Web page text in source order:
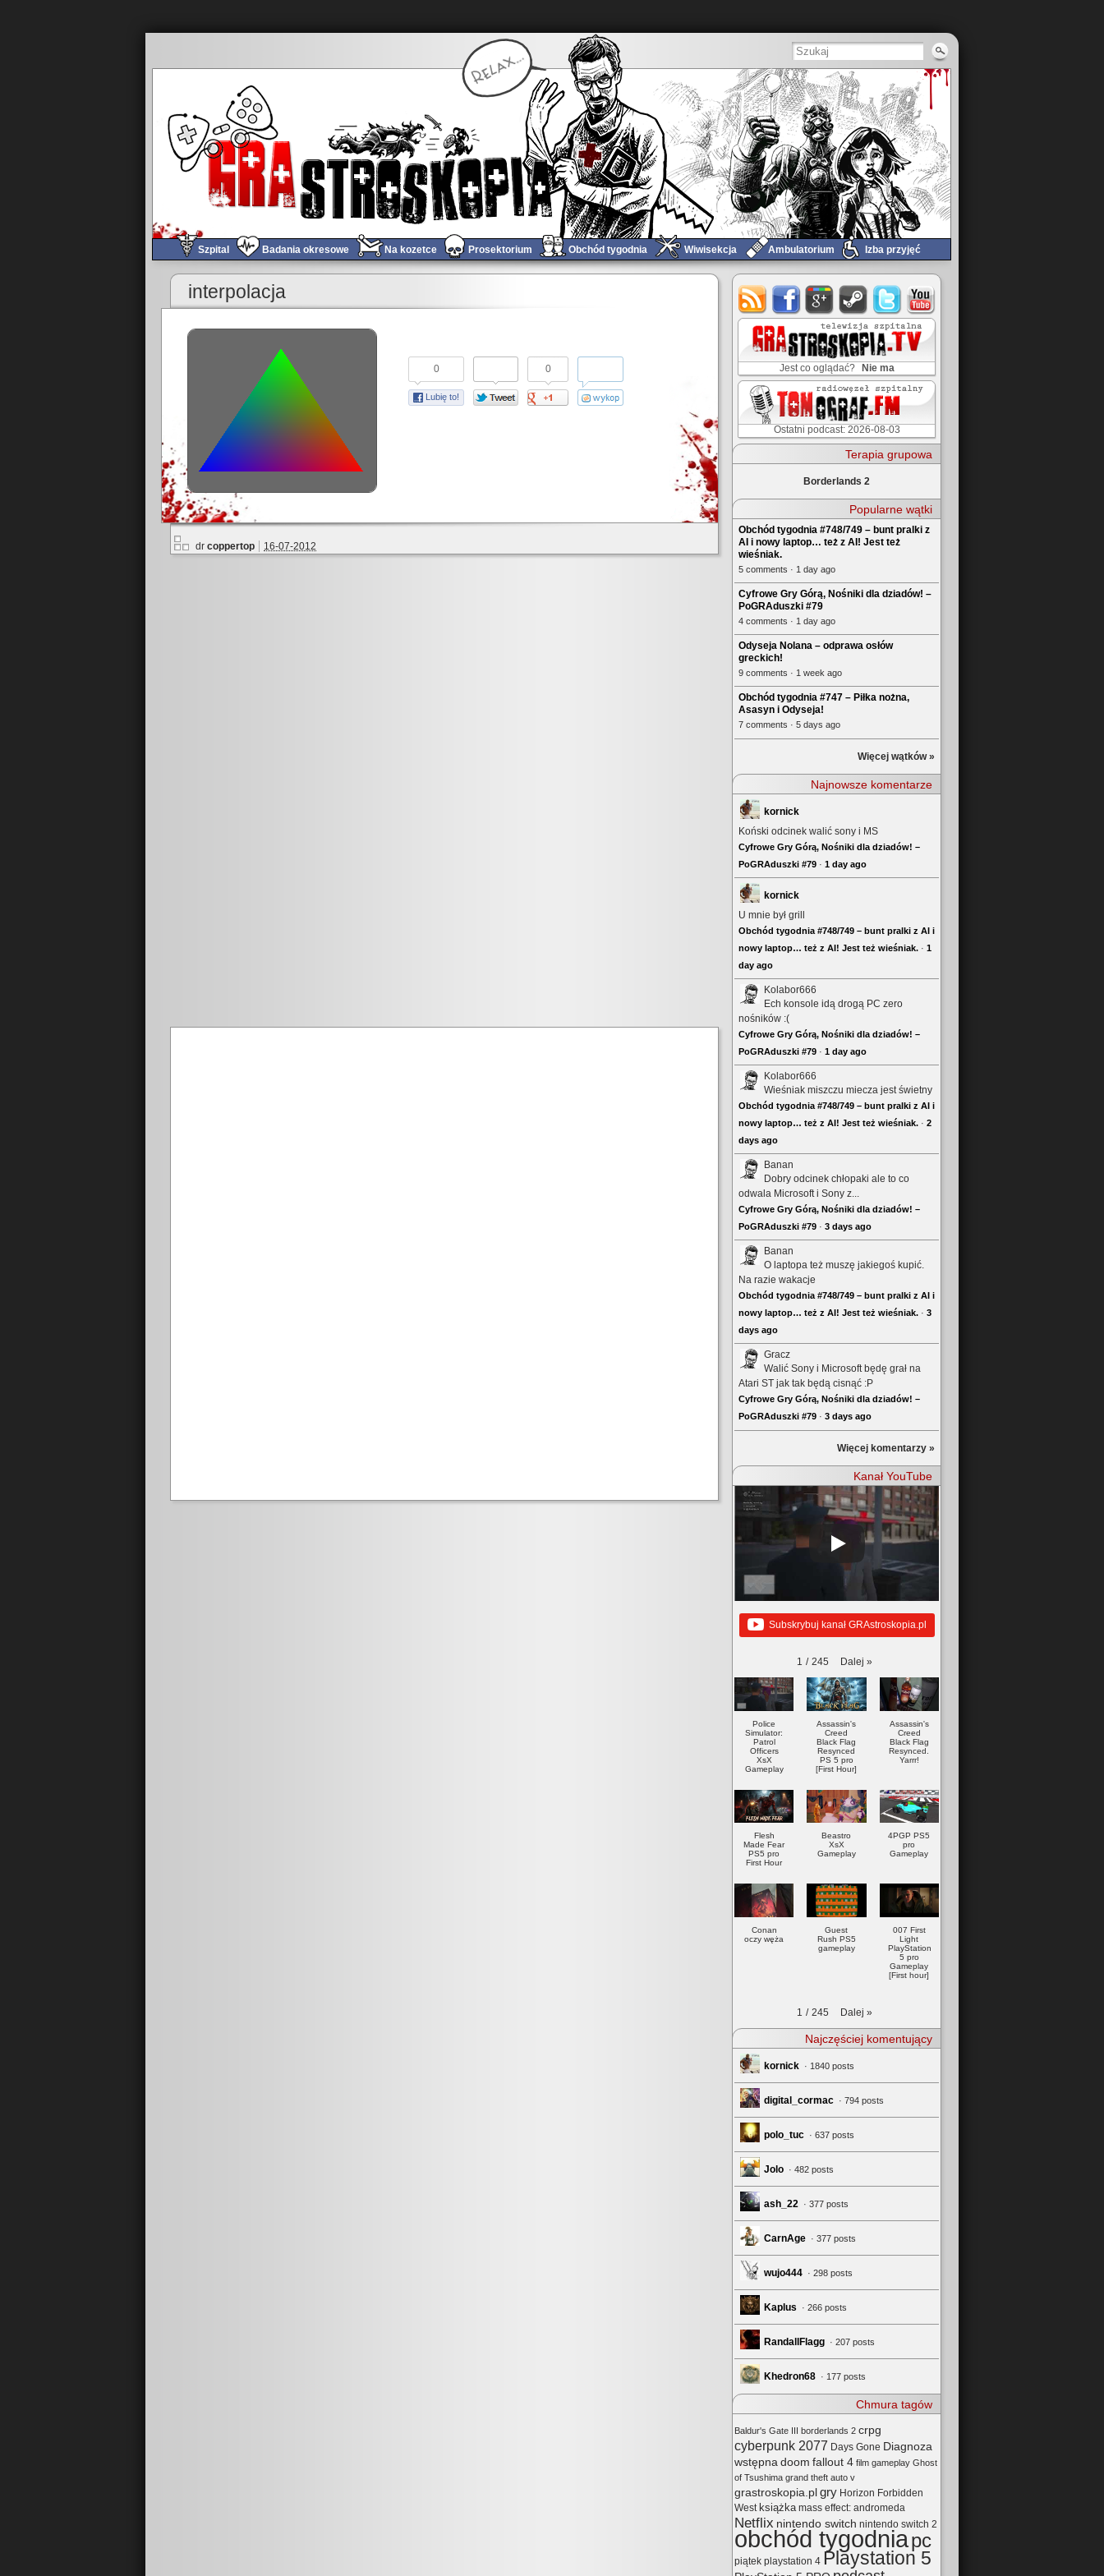
Szpital Badania okresowe Na kozetce Prosektorium Obchód tygodnia Wiwisekcja Ambulatorium Izba przyjęć
Game’s Anatomy 4: To the render mobile!
interpolacja
0
Lubię to!
0
dr coppertop 16-07-2012
Jest co oglądać? Nie ma
Ostatni podcast: 2026-08-03
Terapia grupowa
Borderlands 2
Popularne wątki
Obchód tygodnia #748/749 – bunt pralki z
AI i nowy laptop… też z AI! Jest też
wieśniak.
5 comments · 1 day ago
Cyfrowe Gry Górą, Nośniki dla dziadów! –
PoGRAduszki #79
4 comments · 1 day ago
Odyseja Nolana – odprawa osłów
greckich!
9 comments · 1 week ago
Obchód tygodnia #747 – Piłka nożna,
Asasyn i Odyseja!
7 comments · 5 days ago
Więcej wątków »
Najnowsze komentarze
kornick
Koński odcinek walić sony i MS
Cyfrowe Gry Górą, Nośniki dla dziadów! –
PoGRAduszki #79 · 1 day ago
kornick
U mnie był grill
Obchód tygodnia #748/749 – bunt pralki z AI i
nowy laptop… też z AI! Jest też wieśniak. · 1
day ago
Kolabor666
Ech konsole idą drogą PC zero
nośników :(
Cyfrowe Gry Górą, Nośniki dla dziadów! –
PoGRAduszki #79 · 1 day ago
Kolabor666
Wieśniak miszczu miecza jest świetny
Obchód tygodnia #748/749 – bunt pralki z AI i
nowy laptop… też z AI! Jest też wieśniak. · 2
days ago
Banan
Dobry odcinek chłopaki ale to co
odwala Microsoft i Sony z...
Cyfrowe Gry Górą, Nośniki dla dziadów! –
PoGRAduszki #79 · 3 days ago
Banan
O laptopa też muszę jakiegoś kupić.
Na razie wakacje
Obchód tygodnia #748/749 – bunt pralki z AI i
nowy laptop… też z AI! Jest też wieśniak. · 3
days ago
Gracz
Walić Sony i Microsoft będę grał na
Atari ST jak tak będą cisnąć :P
Cyfrowe Gry Górą, Nośniki dla dziadów! –
PoGRAduszki #79 · 3 days ago
Więcej komentarzy »
Kanał YouTube
Subskrybuj kanał GRAstroskopia.pl
1 / 245 Dalej »
Police
Simulator:
Patrol
Officers
XsX
Gameplay
Assassin's
Creed
Black Flag
Resynced
PS 5 pro
[First Hour]
Assassin's
Creed
Black Flag
Resynced.
Yarrr!
Flesh
Made Fear
PS5 pro
First Hour
Beastro
XsX
Gameplay
4PGP PS5
pro
Gameplay
Conan
oczy węża
Guest
Rush PS5
gameplay
007 First
Light
PlayStation
5 pro
Gameplay
[First hour]
1 / 245 Dalej »
Najczęściej komentujący
kornick · 1840 posts
digital_cormac · 794 posts
polo_tuc · 637 posts
Jolo · 482 posts
ash_22 · 377 posts
CarnAge · 377 posts
wujo444 · 298 posts
Kaplus · 266 posts
RandallFlagg · 207 posts
Khedron68 · 177 posts
Chmura tagów
Baldur's Gate III borderlands 2 crpg
cyberpunk 2077 Days Gone Diagnoza
wstępnadoom fallout 4 film gameplay Ghost
of Tsushima grand theft auto v
grastroskopia.pl gry Horizon Forbidden
West książka mass effect: andromeda
Netflix nintendo switch nintendo switch 2
obchód tygodniapc
piątek playstation 4 Playstation 5